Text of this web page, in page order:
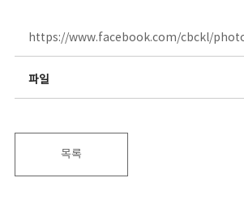
https://www.facebook.com/cbckl/
파일
목록